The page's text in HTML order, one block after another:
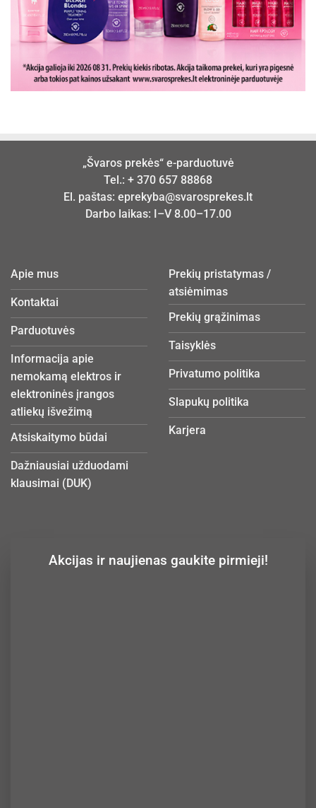
„Švaros prekės“ e-parduotuvė
Tel.: + 370 657 88868
El. paštas: eprekyba@svarosprekes.lt
Darbo laikas: I–V 8.00–17.00
Apie mus
Kontaktai
Parduotuvės
Informacija apie
nemokamą elektros ir
elektroninės įrangos
atliekų išvežimą
Atsiskaitymo būdai
Dažniausiai užduodami
klausimai (DUK)
Prekių pristatymas /
atsiėmimas
Prekių grąžinimas
Taisyklės
Privatumo politika
Slapukų politika
Karjera
Akcijas ir naujienas gaukite pirmieji!